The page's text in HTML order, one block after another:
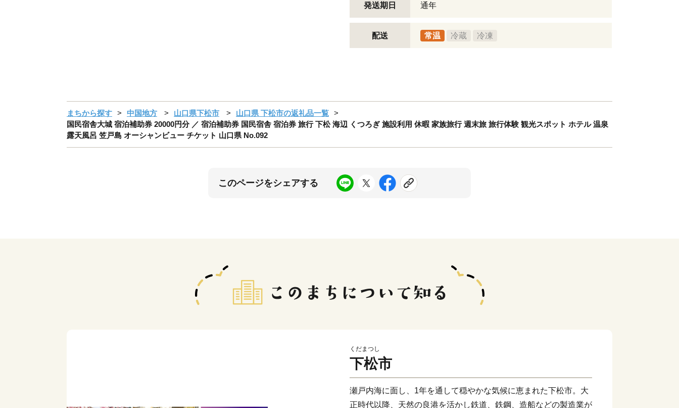
発送期日 通年
配送 常温 冷蔵 冷凍
まちから探す 中国地方 山口県下松市
山口県 下松市の返礼品一覧
国民宿舎大城 宿泊補助券 20000円分 ／ 宿泊補助券 国民宿舎 宿泊券 旅行 下松 海辺 くつろぎ 施設利用 休暇 家族旅行 週末旅 旅行体験 観光スポット ホテル 温泉
露天風呂 笠戸島 オーシャンビュー チケット 山口県 No.092
このページをシェアする
くだまつし
下松市
瀬戸内海に面し、1年を通して穏やかな気候に恵まれた下松市。大
正時代以降、天然の良港を活かし鉄道、鉄鋼、造船などの製造業が